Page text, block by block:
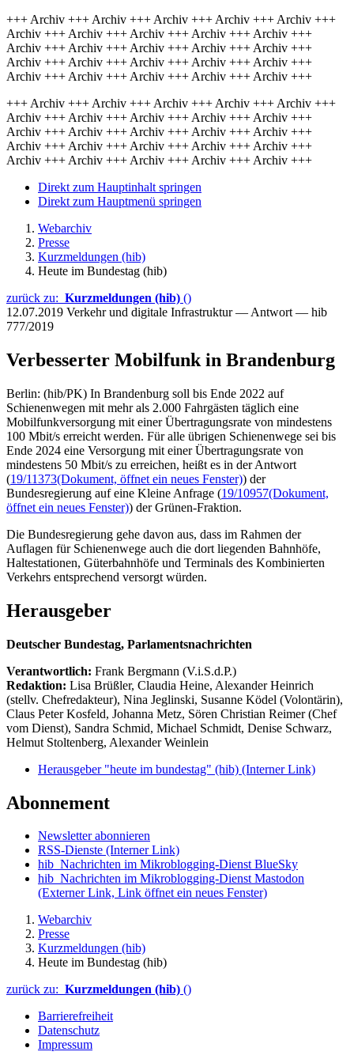
+++ Archiv +++ Archiv +++ Archiv +++ Archiv +++ Archiv +++
Archiv +++ Archiv +++ Archiv +++ Archiv +++ Archiv +++
Archiv +++ Archiv +++ Archiv +++ Archiv +++ Archiv +++
Archiv +++ Archiv +++ Archiv +++ Archiv +++ Archiv +++
Archiv +++ Archiv +++ Archiv +++ Archiv +++ Archiv +++
+++ Archiv +++ Archiv +++ Archiv +++ Archiv +++ Archiv +++
Archiv +++ Archiv +++ Archiv +++ Archiv +++ Archiv +++
Archiv +++ Archiv +++ Archiv +++ Archiv +++ Archiv +++
Archiv +++ Archiv +++ Archiv +++ Archiv +++ Archiv +++
Archiv +++ Archiv +++ Archiv +++ Archiv +++ Archiv +++
Direkt zum Hauptinhalt springen
Direkt zum Hauptmenü springen
Webarchiv
Presse
Kurzmeldungen (hib)
Heute im Bundestag (hib)
zurück zu: Kurzmeldungen (hib) ()
12.07.2019 Verkehr und digitale Infrastruktur — Antwort — hib
777/2019
Verbesserter Mobilfunk in Brandenburg
Berlin: (hib/PK) In Brandenburg soll bis Ende 2022 auf
Schienenwegen mit mehr als 2.000 Fahrgästen täglich eine
Mobilfunkversorgung mit einer Übertragungsrate von mindestens
100 Mbit/s erreicht werden. Für alle übrigen Schienenwege sei bis
Ende 2024 eine Versorgung mit einer Übertragungsrate von
mindestens 50 Mbit/s zu erreichen, heißt es in der Antwort
(19/11373(Dokument, öffnet ein neues Fenster)) der
Bundesregierung auf eine Kleine Anfrage (19/10957(Dokument,
öffnet ein neues Fenster)) der Grünen-Fraktion.
Die Bundesregierung gehe davon aus, dass im Rahmen der
Auflagen für Schienenwege auch die dort liegenden Bahnhöfe,
Haltestationen, Güterbahnhöfe und Terminals des Kombinierten
Verkehrs entsprechend versorgt würden.
Herausgeber
Deutscher Bundestag, Parlamentsnachrichten
Verantwortlich: Frank Bergmann (V.i.S.d.P.)
Redaktion: Lisa Brüßler, Claudia Heine, Alexander Heinrich
(stellv. Chefredakteur), Nina Jeglinski, Susanne Ködel (Volontärin),
Claus Peter Kosfeld, Johanna Metz, Sören Christian Reimer (Chef
vom Dienst), Sandra Schmid, Michael Schmidt, Denise Schwarz,
Helmut Stoltenberg, Alexander Weinlein
Herausgeber "heute im bundestag" (hib) (Interner Link)
Abonnement
Newsletter abonnieren
RSS-Dienste (Interner Link)
hib_Nachrichten im Mikroblogging-Dienst BlueSky
hib_Nachrichten im Mikroblogging-Dienst Mastodon
(Externer Link, Link öffnet ein neues Fenster)
Webarchiv
Presse
Kurzmeldungen (hib)
Heute im Bundestag (hib)
zurück zu: Kurzmeldungen (hib) ()
Barrierefreiheit
Datenschutz
Impressum